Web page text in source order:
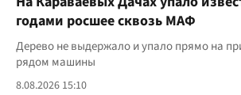
годами росшее сквозь МАФ
Дерево не выдержало и упало прямо на
рядом машины
8.08.2026 15:10